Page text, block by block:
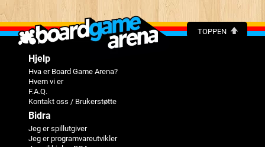
TOPPEN
Hjelp
Hva er Board Game Arena?
Hvem vi er
F.A.Q.
Kontakt oss / Brukerstøtte
Bidra
Jeg er spillutgiver
Jeg er programvareutvikler